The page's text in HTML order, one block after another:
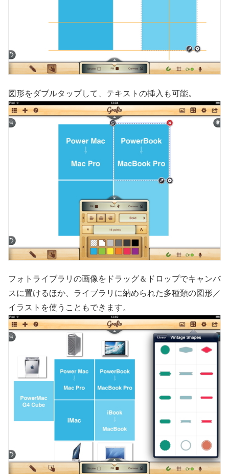
図形をダブルタップして、テキストの挿入も可能。
フォトライブラリの画像をドラッグ＆ドロップでキャンバ
スに置けるほか、ライブラリに納められた多種類の図形／
イラストを使うこともできます。